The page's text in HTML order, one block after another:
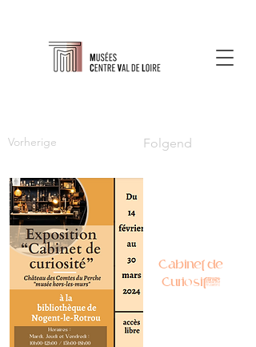
Vorherige Folgend
Cabinet de
Curiosité